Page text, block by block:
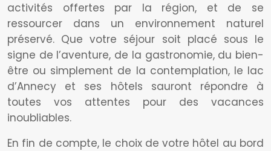
activités offertes par la région, et de se
ressourcer dans un environnement naturel
préservé. Que votre séjour soit placé sous le
signe de l’aventure, de la gastronomie, du bien-
être ou simplement de la contemplation, le lac
d’Annecy et ses hôtels sauront répondre à
toutes vos attentes pour des vacances
inoubliables.
En fin de compte, le choix de votre hôtel au bord